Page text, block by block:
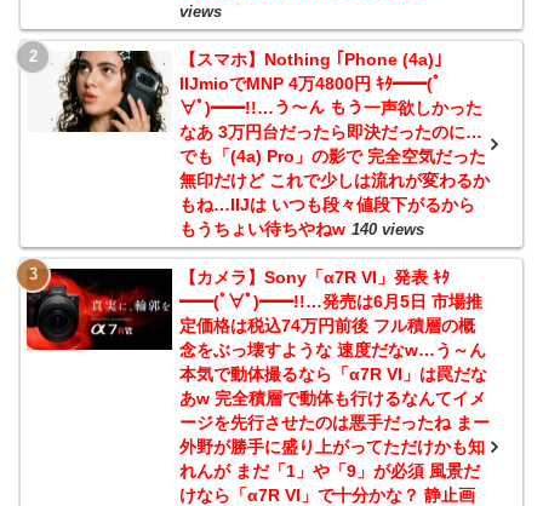
views
【スマホ】Nothing ｢Phone (4a)｣
IIJmioでMNP 4万4800円 ｷﾀ━━(ﾟ
∀ﾟ)━━!!…う～ん もう一声欲しかった
なあ 3万円台だったら即決だったのに…
でも「(4a) Pro」の影で 完全空気だった
無印だけど これで少しは流れが変わるか
もね…IIJは いつも段々値段下がるから
もうちょい待ちやねw 140 views
【カメラ】Sony「α7R VI」発表 ｷﾀ
━━(ﾟ∀ﾟ)━━!!…発売は6月5日 市場推
定価格は税込74万円前後 フル積層の概
念をぶっ壊すような 速度だなw…う～ん
本気で動体撮るなら「α7R VI」は罠だな
あw 完全積層で動体も行けるなんてイメ
ージを先行させたのは悪手だったね まー
外野が勝手に盛り上がってただけかも知
れんが まだ「1」や「9」が必須 風景だ
けなら「α7R VI」で十分かな？ 静止画